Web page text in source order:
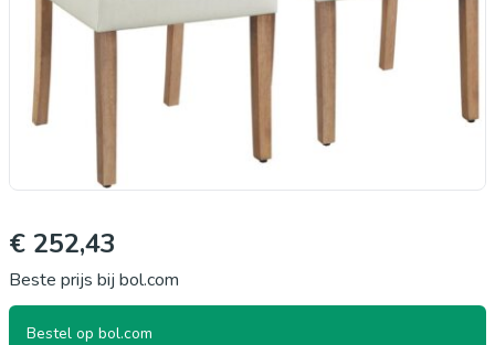
€ 252,43
Beste prijs bij bol.com
Bestel op bol.com